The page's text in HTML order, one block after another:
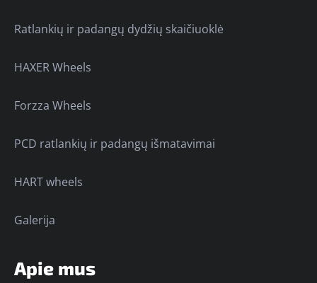
Ratlankių ir padangų dydžių skaičiuoklė
HAXER Wheels
Forzza Wheels
PCD ratlankių ir padangų išmatavimai
HART wheels
Galerija
Apie mus